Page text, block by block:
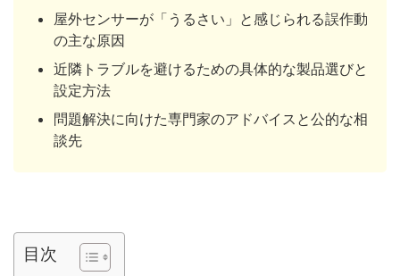
屋外センサーが「うるさい」と感じられる誤作動
の主な原因
近隣トラブルを避けるための具体的な製品選びと
設定方法
問題解決に向けた専門家のアドバイスと公的な相
談先
目次